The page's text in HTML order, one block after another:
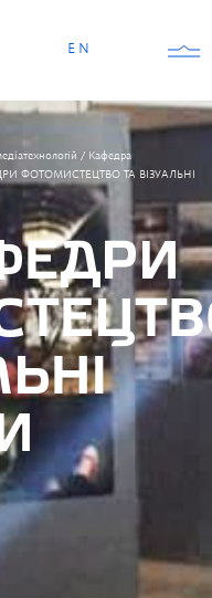
EN
/ Кафедра
ФОТОМИСТЕЦТВО ТА ВІЗУАЛЬНІ